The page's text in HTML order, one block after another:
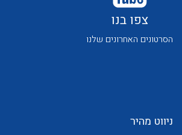
צפו בנו
הסרטונים האחרונים שלנו
ניווט מהיר